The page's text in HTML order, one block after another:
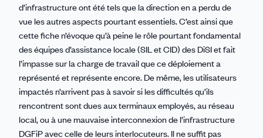
d’infrastructure ont été tels que la direction en a perdu de
vue les autres aspects pourtant essentiels. C’est ainsi que
cette fiche n’évoque qu’à peine le rôle pourtant fondamental
des équipes d’assistance locale (SIL et CID) des DiSI et fait
l’impasse sur la charge de travail que ce déploiement a
représenté et représente encore. De même, les utilisateurs
impactés n’arrivent pas à savoir si les difficultés qu’ils
rencontrent sont dues aux terminaux employés, au réseau
local, ou à une mauvaise interconnexion de l’infrastructure
DGFiP avec celle de leurs interlocuteurs. Il ne suffit pas